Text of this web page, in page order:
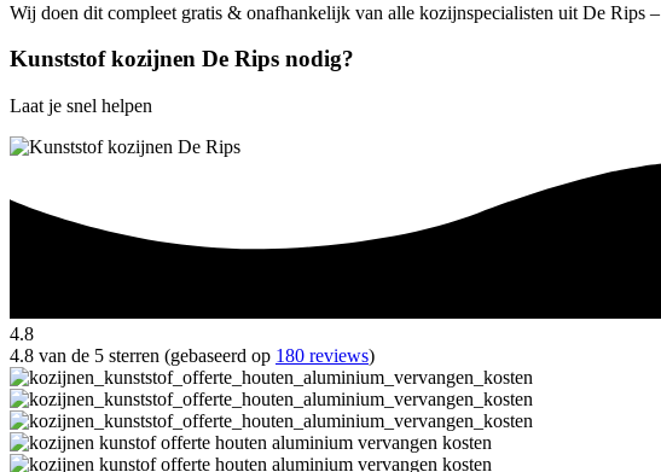
Wij doen dit compleet gratis & onafhankelijk van alle kozijnspecialisten uit De Rips –
Kunststof kozijnen De Rips nodig?
Laat je snel helpen
4.8
4.8 van de 5 sterren (gebaseerd op 180 reviews)